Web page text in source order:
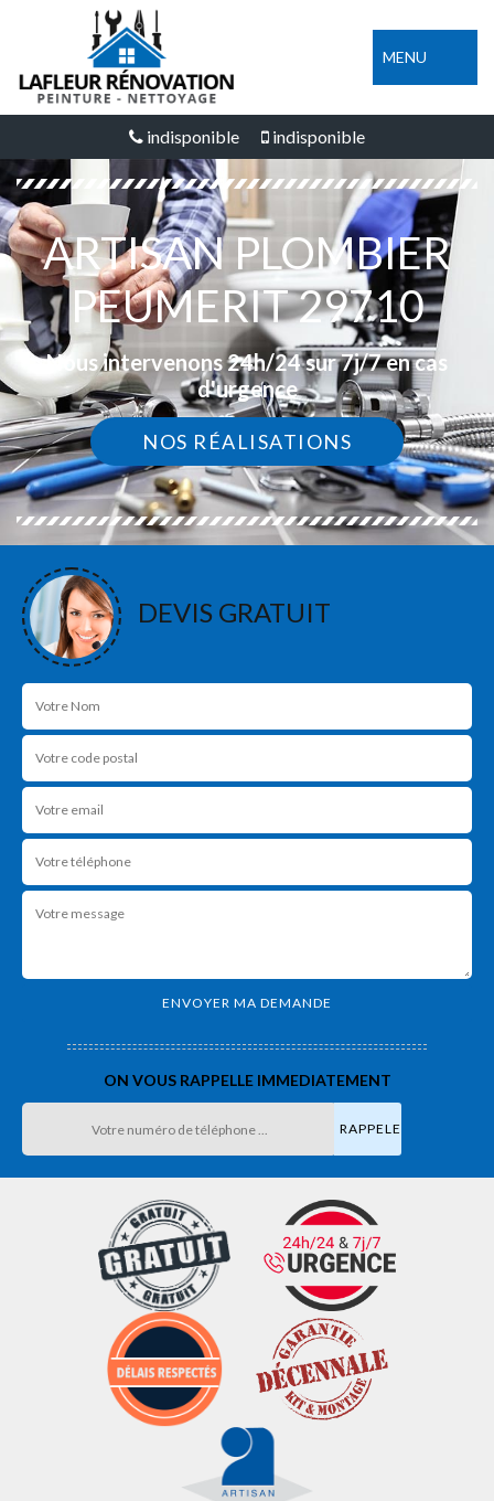
MENU
indisponible indisponible
ARTISAN PLOMBIER
PEUMERIT 29710
Nous intervenons 24h/24 sur 7j/7 en cas
d'urgence
NOS RÉALISATIONS
DEVIS GRATUIT
ON VOUS RAPPELLE IMMEDIATEMENT